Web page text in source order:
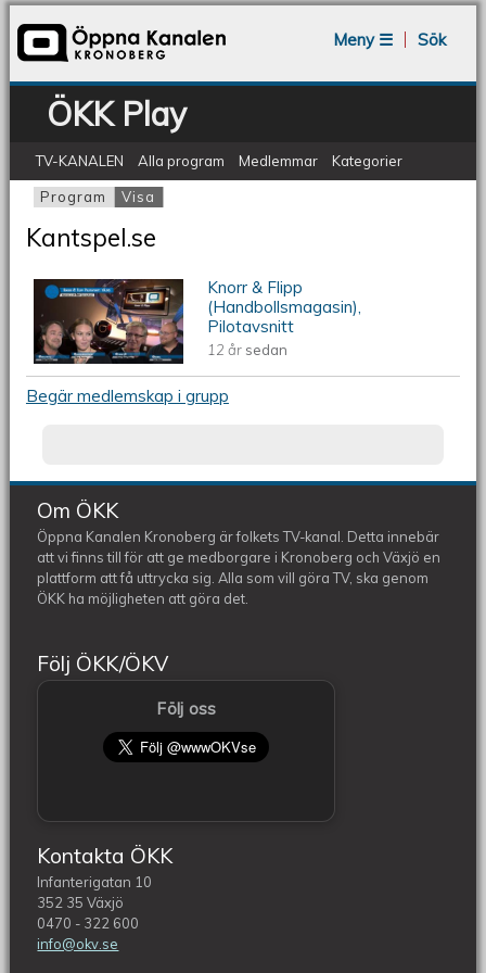
Meny ☰
Sök
ÖKK Play
TV-KANALEN Alla program Medlemmar Kategorier
Primära flikar
Program Visa
Kantspel.se
ÖKV Play - Knorr & Flipp
(Handbollsmagasin), Pilotavsnitt
Knorr & Flipp
(Handbollsmagasin),
Pilotavsnitt
12 år sedan
Begär medlemskap i grupp
Om ÖKK
Öppna Kanalen Kronoberg är folkets TV-kanal. Detta innebär
att vi finns till för att ge medborgare i Kronoberg och Växjö en
plattform att få uttrycka sig. Alla som vill göra TV, ska genom
ÖKK ha möjligheten att göra det.
Följ ÖKK/ÖKV
Följ oss
Kontakta ÖKK
Infanterigatan 10
352 35 Växjö
0470 - 322 600
info@okv.se